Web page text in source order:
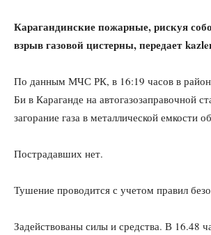
Карагандинские пожарные, рискуя
взрыв газовой цистерны, передает
По данным МЧС РК, в 16:19 часов в
Би в Караганде на автогазозаправочной
загорание газа в металлической емкости
Пострадавших нет.
Тушение проводится с учетом правил
Задействованы силы и средства. В 16.48